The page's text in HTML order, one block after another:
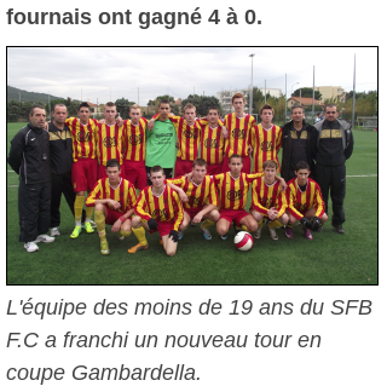
fournais ont gagné 4 à 0.
L'équipe des moins de 19 ans du SFB
F.C a franchi un nouveau tour en
coupe Gambardella.